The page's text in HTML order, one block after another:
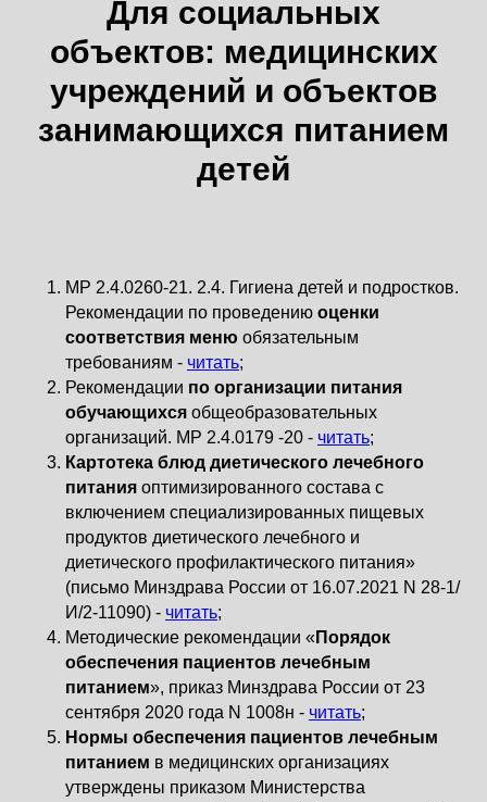
Для социальных
объектов: медицинских
учреждений и объектов
занимающихся питанием
детей
МР 2.4.0260-21. 2.4. Гигиена детей и подростков.
Рекомендации по проведению оценки
соответствия меню обязательным
требованиям - читать;
Рекомендации по организации питания
обучающихся общеобразовательных
организаций. MP 2.4.0179 -20 - читать;
Картотека блюд диетического лечебного
питания оптимизированного состава с
включением специализированных пищевых
продуктов диетического лечебного и
диетического профилактического питания»
(письмо Минздрава России от 16.07.2021 N 28-1/
И/2-11090) - читать;
Методические рекомендации « Порядок
обеспечения пациентов лечебным
питанием», приказ Минздрава России от 23
сентября 2020 года N 1008н - читать;
Нормы обеспечения пациентов лечебным
питанием в медицинских организациях
утверждены приказом Министерства